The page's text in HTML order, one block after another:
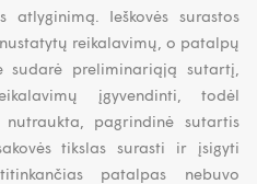
Ieškovės surastos
reikalavimų, o patalpų
sudarė preliminariąją sutartį,
įgyvendinti, todėl
pagrindinė sutartis
tikslas surasti ir įsigyti
patalpas nebuvo